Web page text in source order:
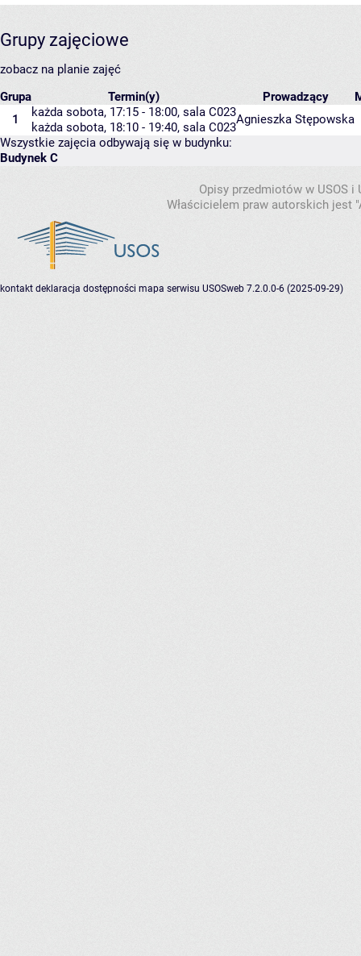
Grupy zajęciowe
zobacz na planie zajęć
Grupa
Termin(y) Prowadzący
1
każda sobota, 17:15 - 18:00, sala C023
każda sobota, 18:10 - 19:40, sala C023
Agnieszka Stępowska
Wszystkie zajęcia odbywają się w budynku:
Budynek C
Opisy przedmiotów w USOS
Właścicielem praw autorskich jest
kontakt deklaracja dostępności mapa serwisu USOSweb 7.2.0.0-6 (2025-09-29)